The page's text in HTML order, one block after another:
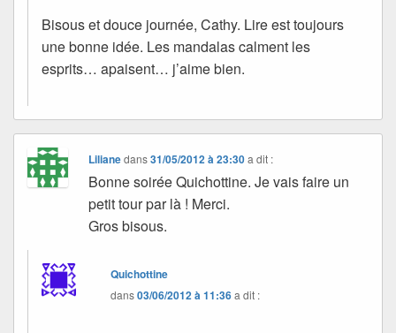
Bisous et douce journée, Cathy. Lire est toujours
une bonne idée. Les mandalas calment les
esprits… apaisent… j’aime bien.
Lilianedans31/05/2012 à 23:30 a dit :
Bonne soirée Quichottine. Je vais faire un
petit tour par là ! Merci.
Gros bisous.
Quichottine
dans03/06/2012 à 11:36a dit :